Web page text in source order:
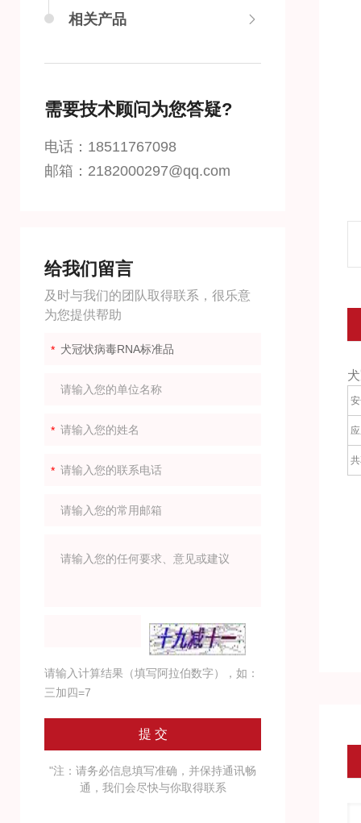
相关产品
需要技术顾问为您答疑?
电话：18511767098
邮箱：2182000297@qq.com
给我们留言
及时与我们的团队取得联系，很乐意
为您提供帮助
请输入计算结果（填写阿拉伯数字），如：
三加四=7
"注：请务必信息填写准确，并保持通讯畅
通，我们会尽快与你取得联系